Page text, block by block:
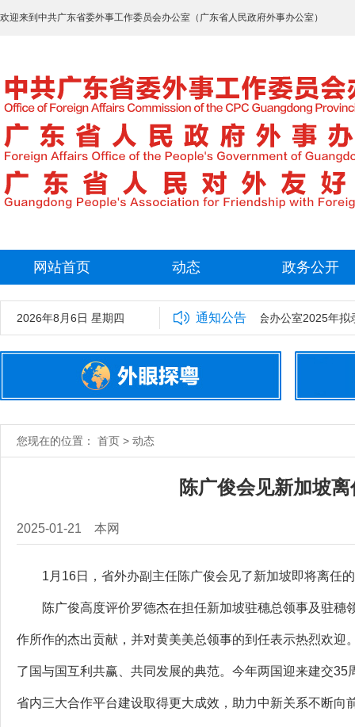
欢迎来到中共广东省委外事工作委员会办公室（广东省人民政府外事办公室）
网站首页 动态 政务公开
2026年8月6日 星期四 通知公告
中共广东省委外事工作委员会办公室2025年拟
您现在的位置： 首页 > 动态
陈广俊会见新加坡
2025-01-21 本网
1月16日，省外办副主任陈广俊会见了新加坡即将离任的
陈广俊高度评价罗德杰在担任新加坡驻穗总领事及驻穗
作所作的杰出贡献，并对黄美美总领事的到任表示热烈欢
了国与国互利共赢、共同发展的典范。今年两国迎来建交
省内三大合作平台建设取得更大成效，助力中新关系不断向